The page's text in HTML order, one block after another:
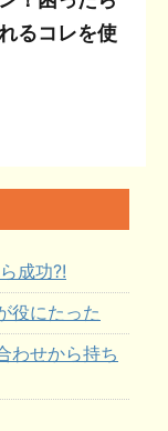
るコレを使
成功?!
役にたった
わせから持ち